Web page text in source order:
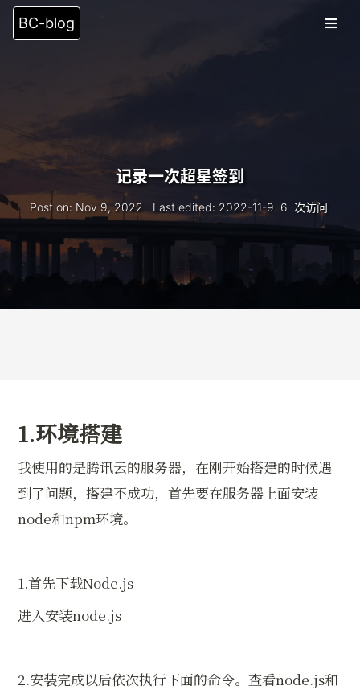
BC-blog
友情链接
留言板
记录一次超星签到
Post on: Nov 9, 2022 Last edited: 2022-11-9 6 次访问
1.环境搭建
我使用的是腾讯云的服务器，在刚开始搭建的时候遇
到了问题，搭建不成功，首先要在服务器上面安装
node和npm环境。
1.首先下载Node.js
进入安装node.js
2.安装完成以后依次执行下面的命令。查看node.js和